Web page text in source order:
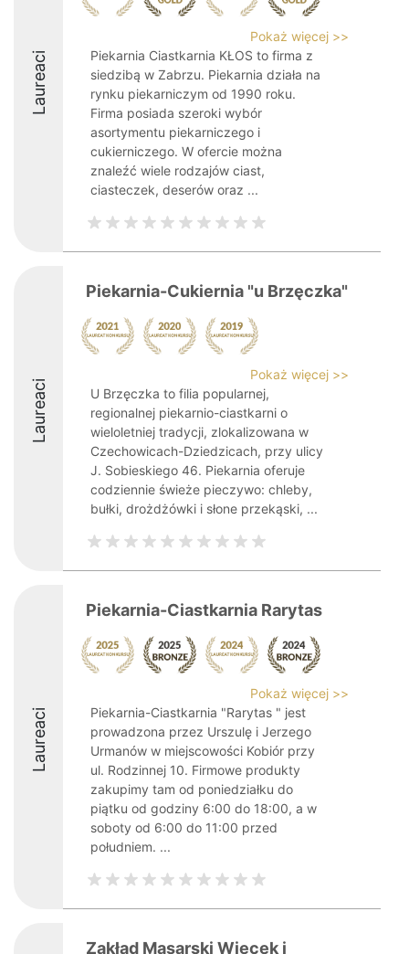
Laureaci
Pokaż więcej >>
Piekarnia Ciastkarnia KŁOS to firma z
siedzibą w Zabrzu. Piekarnia działa na
rynku piekarniczym od 1990 roku.
Firma posiada szeroki wybór
asortymentu piekarniczego i
cukierniczego. W ofercie można
znaleźć wiele rodzajów ciast,
ciasteczek, deserów oraz ...
Laureaci
Piekarnia-Cukiernia "u Brzęczka"
Pokaż więcej >>
U Brzęczka to filia popularnej,
regionalnej piekarnio-ciastkarni o
wieloletniej tradycji, zlokalizowana w
Czechowicach-Dziedzicach, przy ulicy
J. Sobieskiego 46. Piekarnia oferuje
codziennie świeże pieczywo: chleby,
bułki, drożdżówki i słone przekąski, ...
Laureaci
Piekarnia-Ciastkarnia Rarytas
Pokaż więcej >>
Piekarnia-Ciastkarnia "Rarytas " jest
prowadzona przez Urszulę i Jerzego
Urmanów w miejscowości Kobiór przy
ul. Rodzinnej 10. Firmowe produkty
zakupimy tam od poniedziałku do
piątku od godziny 6:00 do 18:00, a w
soboty od 6:00 do 11:00 przed
południem. ...
Zakład Masarski Więcek i